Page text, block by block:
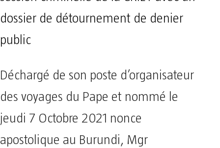
dossier de détournement de denier
public
Déchargé de son poste d’organisateur
des voyages du Pape et nommé le
jeudi 7 Octobre 2021 nonce
apostolique au Burundi, Mgr